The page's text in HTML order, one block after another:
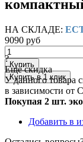
НА СКЛАДЕ:
9090 руб
Купить
Купить в 1 клик
?
Ещё скидка
У данного товара
в зависимости от
Покупая 2 шт.
Добавить в